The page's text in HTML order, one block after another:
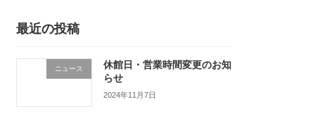
最近の投稿
ニュース
休館日・営業時間変更のお知
らせ
2024年11月7日